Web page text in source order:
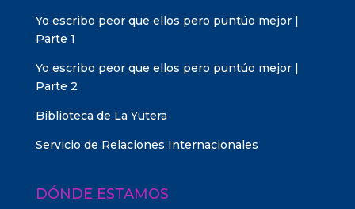
Yo escribo peor que ellos pero puntúo mejor |
Parte 1
Yo escribo peor que ellos pero puntúo mejor |
Parte 2
Biblioteca de La Yutera
Servicio de Relaciones Internacionales
DÓNDE ESTAMOS